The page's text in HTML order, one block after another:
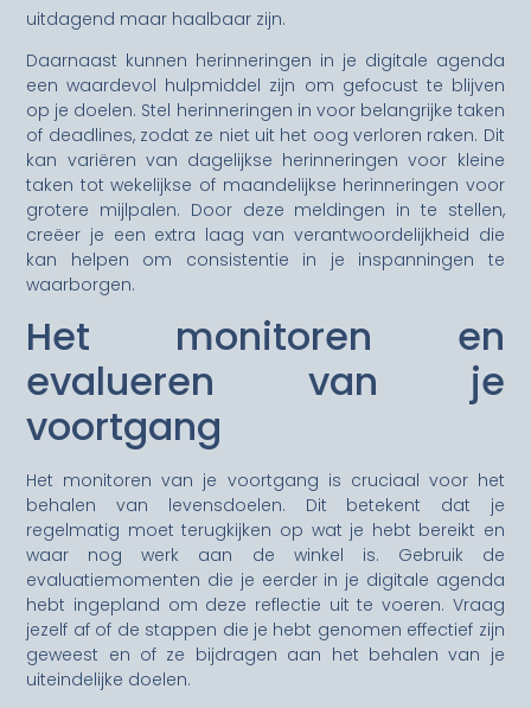
uitdagend maar haalbaar zijn.
Daarnaast kunnen herinneringen in je digitale agenda
een waardevol hulpmiddel zijn om gefocust te blijven
op je doelen. Stel herinneringen in voor belangrijke taken
of deadlines, zodat ze niet uit het oog verloren raken. Dit
kan variëren van dagelijkse herinneringen voor kleine
taken tot wekelijkse of maandelijkse herinneringen voor
grotere mijlpalen. Door deze meldingen in te stellen,
creëer je een extra laag van verantwoordelijkheid die
kan helpen om consistentie in je inspanningen te
waarborgen.
Het monitoren en
evalueren van je
voortgang
Het monitoren van je voortgang is cruciaal voor het
behalen van levensdoelen. Dit betekent dat je
regelmatig moet terugkijken op wat je hebt bereikt en
waar nog werk aan de winkel is. Gebruik de
evaluatiemomenten die je eerder in je digitale agenda
hebt ingepland om deze reflectie uit te voeren. Vraag
jezelf af of de stappen die je hebt genomen effectief zijn
geweest en of ze bijdragen aan het behalen van je
uiteindelijke doelen.